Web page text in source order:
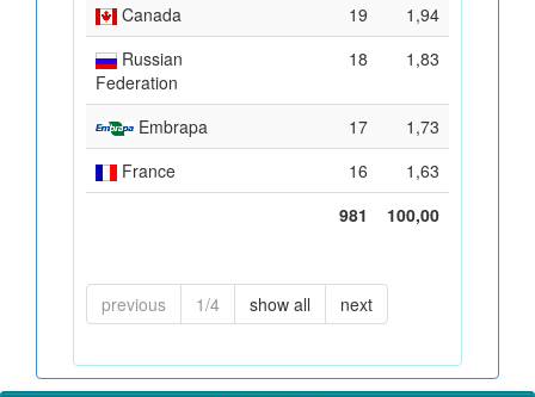
Canada
19
1,94
Russian
Federation
18 1,83
Embrapa 17
1,73
France
16
1,63
981
100,00
previous 1/4 show all next